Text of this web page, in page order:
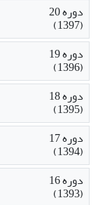
دوره 20
(1397)
دوره 19
(1396)
دوره 18
(1395)
دوره 17
(1394)
دوره 16
(1393)